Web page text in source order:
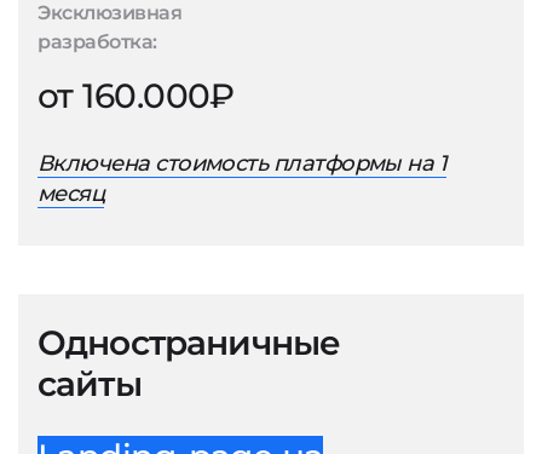
Эксклюзивная
разработка:
от 160.000₽
Включена стоимость платформы на 1
месяц
Одностраничные
сайты